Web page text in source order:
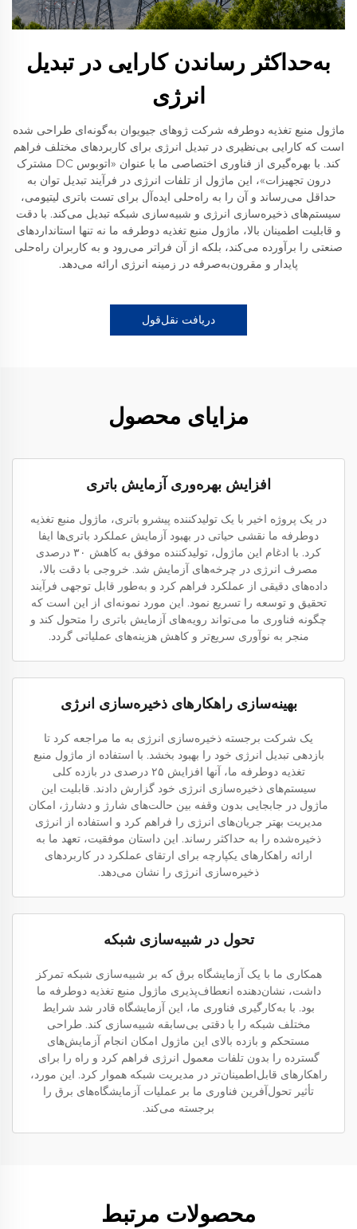
به‌حداکثر رساندن کارایی در تبدیل
انرژی
ماژول منبع تغذیه دوطرفه شرکت ژوهای جیویوان به‌گونه‌ای طراحی شده
است که کارایی بی‌نظیری در تبدیل انرژی برای کاربردهای مختلف فراهم
کند. با بهره‌گیری از فناوری اختصاصی ما با عنوان «اتوبوس DC مشترک
درون تجهیزات»، این ماژول از تلفات انرژی در فرآیند تبدیل توان به
حداقل می‌رساند و آن را به راه‌حلی ایده‌آل برای تست باتری لیتیومی،
سیستم‌های ذخیره‌سازی انرژی و شبیه‌سازی شبکه تبدیل می‌کند. با دقت
و قابلیت اطمینان بالا، ماژول منبع تغذیه دوطرفه ما نه تنها استانداردهای
صنعتی را برآورده می‌کند، بلکه از آن فراتر می‌رود و به کاربران راه‌حلی
پایدار و مقرون‌به‌صرفه در زمینه انرژی ارائه می‌دهد.
دریافت نقل‌قول
مزایای محصول
افزایش بهره‌وری آزمایش باتری
در یک پروژه اخیر با یک تولیدکننده پیشرو باتری، ماژول منبع تغذیه
دوطرفه ما نقشی حیاتی در بهبود آزمایش عملکرد باتری‌ها ایفا
کرد. با ادغام این ماژول، تولیدکننده موفق به کاهش ۳۰ درصدی
مصرف انرژی در چرخه‌های آزمایش شد. خروجی با دقت بالا،
داده‌های دقیقی از عملکرد فراهم کرد و به‌طور قابل توجهی فرآیند
تحقیق و توسعه را تسریع نمود. این مورد نمونه‌ای از این است که
چگونه فناوری ما می‌تواند رویه‌های آزمایش باتری را متحول کند و
منجر به نوآوری سریع‌تر و کاهش هزینه‌های عملیاتی گردد.
بهینه‌سازی راهکارهای ذخیره‌سازی انرژی
یک شرکت برجسته ذخیره‌سازی انرژی به ما مراجعه کرد تا
بازدهی تبدیل انرژی خود را بهبود بخشد. با استفاده از ماژول منبع
تغذیه دوطرفه ما، آنها افزایش ۲۵ درصدی در بازده کلی
سیستم‌های ذخیره‌سازی انرژی خود گزارش دادند. قابلیت این
ماژول در جابجایی بدون وقفه بین حالت‌های شارژ و دشارژ، امکان
مدیریت بهتر جریان‌های انرژی را فراهم کرد و استفاده از انرژی
ذخیره‌شده را به حداکثر رساند. این داستان موفقیت، تعهد ما به
ارائه راهکارهای یکپارچه برای ارتقای عملکرد در کاربردهای
ذخیره‌سازی انرژی را نشان می‌دهد.
تحول در شبیه‌سازی شبکه
همکاری ما با یک آزمایشگاه برق که بر شبیه‌سازی شبکه تمرکز
داشت، نشان‌دهنده انعطاف‌پذیری ماژول منبع تغذیه دوطرفه ما
بود. با به‌کارگیری فناوری ما، این آزمایشگاه قادر شد شرایط
مختلف شبکه را با دقتی بی‌سابقه شبیه‌سازی کند. طراحی
مستحکم و بازده بالای این ماژول امکان انجام آزمایش‌های
گسترده را بدون تلفات معمول انرژی فراهم کرد و راه را برای
راهکارهای قابل‌اطمینان‌تر در مدیریت شبکه هموار کرد. این مورد،
تأثیر تحول‌آفرین فناوری ما بر عملیات آزمایشگاه‌های برق را
برجسته می‌کند.
محصولات مرتبط